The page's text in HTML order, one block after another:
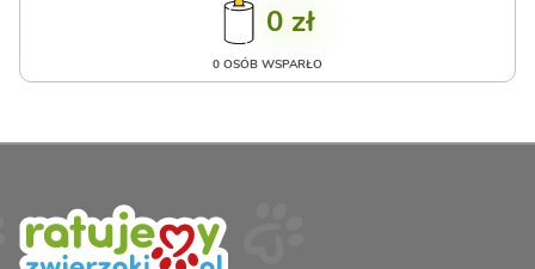
0 zł
0 OSÓB WSPARŁO